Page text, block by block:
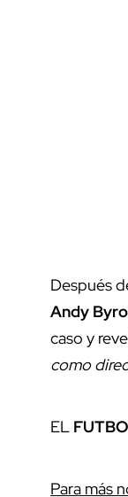
Después
Andy
caso y
como
EL
Para más